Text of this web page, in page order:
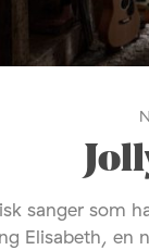
sanger som
Elisabeth, en